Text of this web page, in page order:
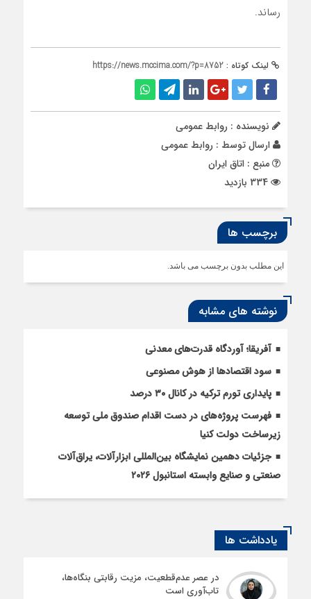
رساند.
لینک کوتاه : https://news.mccima.com/?p=8752
نویسنده : روابط عمومی
ارسال توسط : روابط عمومی
منبع : اتاق ایران
برچسب ها
این مطلب بدون برچسب می باشد.
نوشته های مشابه
آفریقا؛ آوردگاه قدرت‌های معدنی
سود اقتصاد‌ها از هوش مصنوعی
پایداری تورم ترکیه در کانال ۳۰ درصد
فهرست پروژه‌های در دست اقدام صندوق ملی توسعه
زیرساخت دولت کنیا
جزئیات دهمین نمایشگاه بین‌المللی ابزارآلات، یراق‌آلات
صنعتی و صنایع وابسته استانبول ۲۰۲۶
یادداشت ها
در عصر عدم‌قطعیت، مزیت رقابتی بنگاه‌ها،
تاب‌آوری است